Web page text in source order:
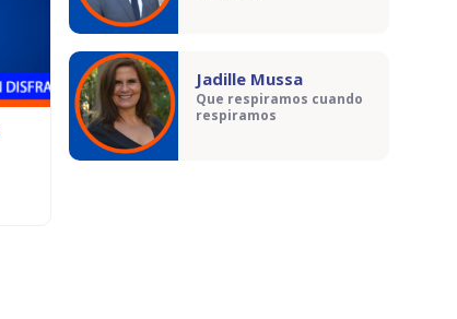
Jadille Mussa
Que respiramos cuando
respiramos